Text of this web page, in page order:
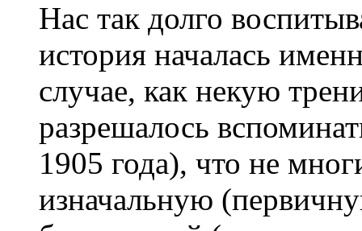
Нас так долго
история началась
случае, как некую
разрешалось
1905 года), что не
изначальную